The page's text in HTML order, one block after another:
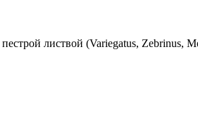
листвой (Variegatus, Zebrinus,